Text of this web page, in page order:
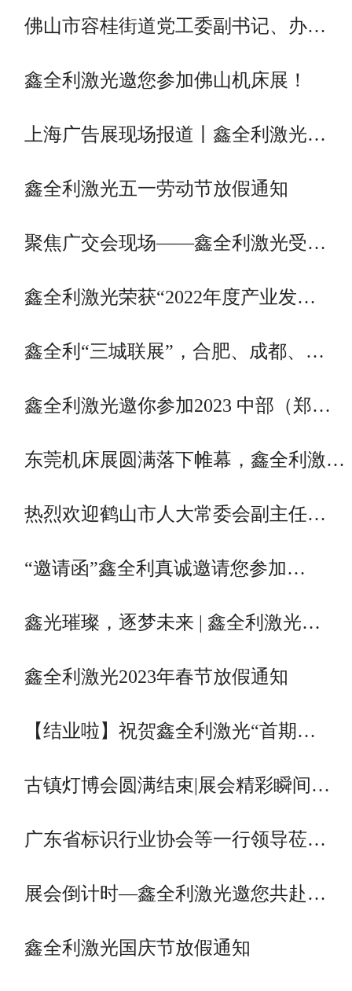
佛山市容桂街道党工委副书记、办…
鑫全利激光邀您参加佛山机床展！
上海广告展现场报道丨鑫全利激光…
鑫全利激光五一劳动节放假通知
聚焦广交会现场——鑫全利激光受…
鑫全利激光荣获“2022年度产业发…
鑫全利“三城联展”，合肥、成都、…
鑫全利激光邀你参加2023 中部（郑…
东莞机床展圆满落下帷幕，鑫全利激…
热烈欢迎鹤山市人大常委会副主任…
“邀请函”鑫全利真诚邀请您参加…
鑫光璀璨，逐梦未来 | 鑫全利激光…
鑫全利激光2023年春节放假通知
【结业啦】祝贺鑫全利激光“首期…
古镇灯博会圆满结束|展会精彩瞬间…
广东省标识行业协会等一行领导莅…
展会倒计时—鑫全利激光邀您共赴…
鑫全利激光国庆节放假通知